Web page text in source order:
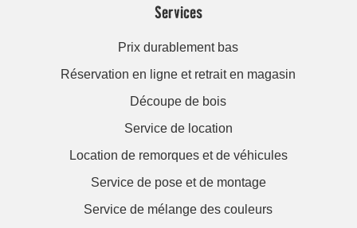
Services
Prix durablement bas
Réservation en ligne et retrait en magasin
Découpe de bois
Service de location
Location de remorques et de véhicules
Service de pose et de montage
Service de mélange des couleurs